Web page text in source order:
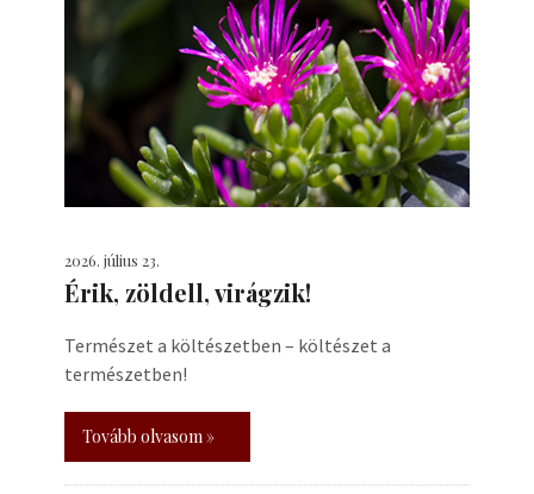
2026. július 23.
Érik, zöldell, virágzik!
Természet a költészetben – költészet a
természetben!
Tovább olvasom »